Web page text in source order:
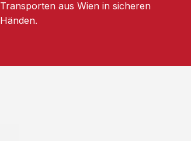
Transporten aus Wien in sicheren
Händen.